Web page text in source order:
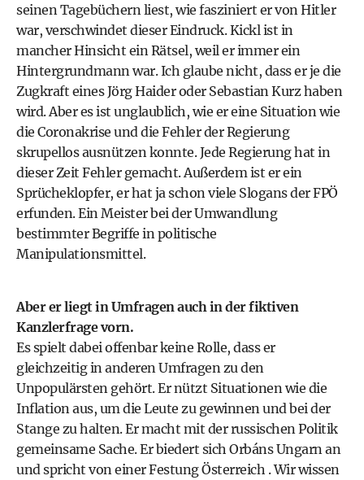
seinen Tagebüchern liest, wie fasziniert er von Hitler
war, verschwindet dieser Eindruck. Kickl ist in
mancher Hinsicht ein Rätsel, weil er immer ein
Hintergrundmann war. Ich glaube nicht, dass er je die
Zugkraft eines Jörg Haider oder Sebastian Kurz haben
wird. Aber es ist unglaublich, wie er eine Situation wie
die Coronakrise und die Fehler der Regierung
skrupellos ausnützen konnte. Jede Regierung hat in
dieser Zeit Fehler gemacht. Außerdem ist er ein
Sprücheklopfer, er hat ja schon viele Slogans der FPÖ
erfunden. Ein Meister bei der Umwandlung
bestimmter Begriffe in politische
Manipulationsmittel.
Aber er liegt in Umfragen auch in der fiktiven
Kanzlerfrage vorn.
Es spielt dabei offenbar keine Rolle, dass er
gleichzeitig in anderen Umfragen zu den
Unpopulärsten gehört. Er nützt Situationen wie die
Inflation aus, um die Leute zu gewinnen und bei der
Stange zu halten. Er macht mit der russischen Politik
gemeinsame Sache. Er biedert sich Orbáns Ungarn an
und spricht von einer Festung Österreich . Wir wissen